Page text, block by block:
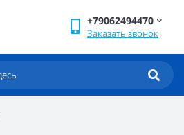
+79062494470
Заказать звонок